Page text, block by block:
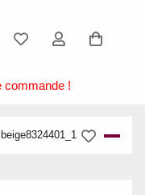
commande !